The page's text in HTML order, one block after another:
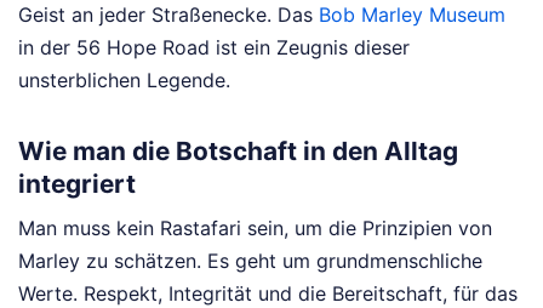
Geist an jeder Straßenecke. Das Bob Marley Museum
in der 56 Hope Road ist ein Zeugnis dieser
unsterblichen Legende.
Wie man die Botschaft in den Alltag
integriert
Man muss kein Rastafari sein, um die Prinzipien von
Marley zu schätzen. Es geht um grundmenschliche
Werte. Respekt, Integrität und die Bereitschaft, für das